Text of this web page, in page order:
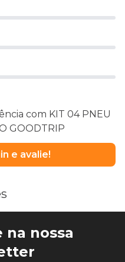
com KIT 04 PNEU
GOODTRIP
e avalie!
na nossa